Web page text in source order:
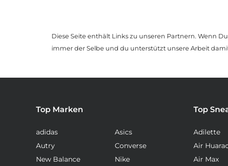
Diese Seite enthält Links zu unseren Partnern. Wenn
immer der Selbe und du unterstützt unsere Arbeit
Top Marken
adidas
Asics
Autry
Converse
New Balance
Nike
Top
Adilette
Air
Air Max